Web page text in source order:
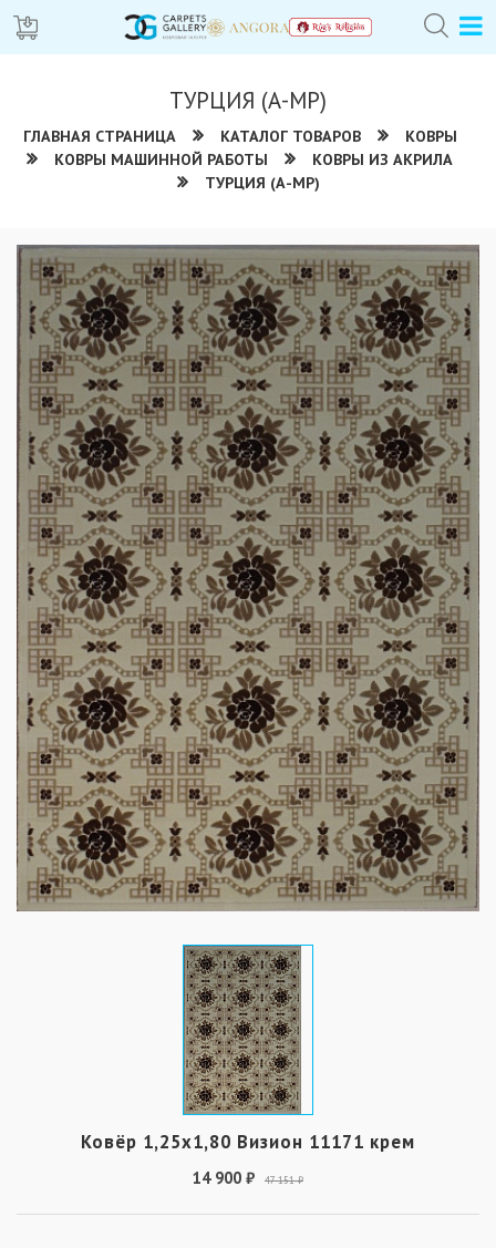
ТУРЦИЯ (А-МР)
ГЛАВНАЯ СТРАНИЦА КАТАЛОГ ТОВАРОВ
КОВРЫ
КОВРЫ МАШИННОЙ РАБОТЫ
КОВРЫ ИЗ АКРИЛА
ТУРЦИЯ (А-МР)
Ковёр 1,25х1,80 Визион 11171 крем
14 900 ₽ 47 151 ₽